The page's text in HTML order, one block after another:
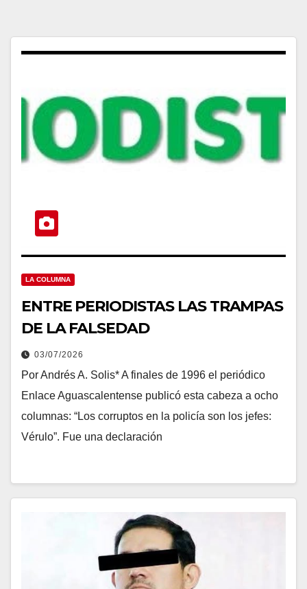
LA COLUMNA
ENTRE PERIODISTAS LAS TRAMPAS
DE LA FALSEDAD
03/07/2026
Por Andrés A. Solis* A finales de 1996 el periódico
Enlace Aguascalentense publicó esta cabeza a ocho
columnas: “Los corruptos en la policía son los jefes:
Vérulo”. Fue una declaración